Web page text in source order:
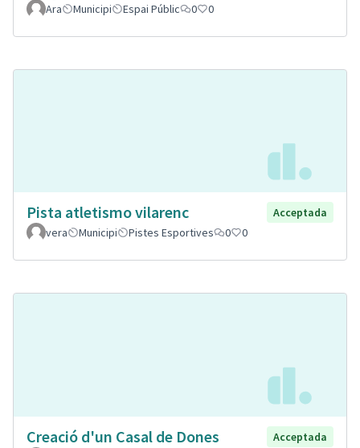
Ara Municipi Espai Públic 0 0
Pista atletismo vilarenc
Acceptada
vera
Municipi Pistes Esportives 0 0
Creació d'un Casal de Dones
Acceptada